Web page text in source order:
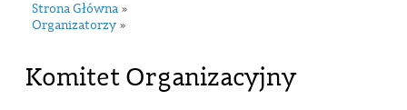
Strona Główna »
Organizatorzy »
Komitet Organizacyjny